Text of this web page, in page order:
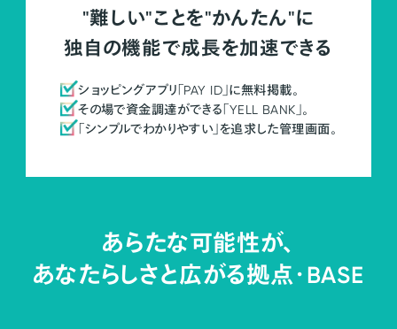
"難しい"ことを"かんたん"に
独自の機能で成長を加速できる
ショッピングアプリ「PAY ID」に無料掲載。
その場で資金調達ができる「YELL BANK」。
「シンプルでわかりやすい」を追求した管理画面。
あらたな可能性が、
あなたらしさと広がる拠点・BASE